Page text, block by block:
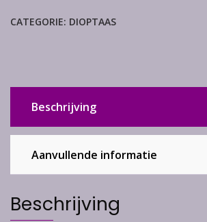
CATEGORIE: DIOPTAAS
Beschrijving
Aanvullende informatie
Beschrijving